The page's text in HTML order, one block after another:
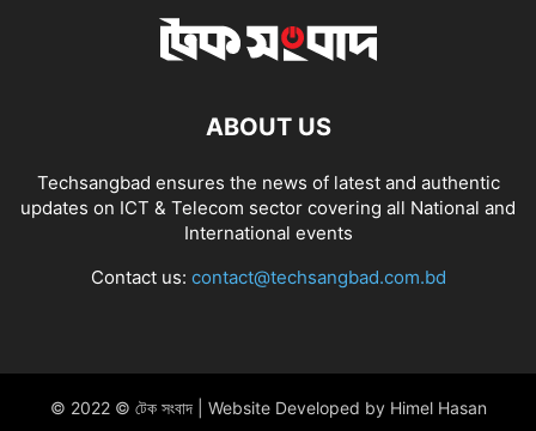
ABOUT US
Techsangbad ensures the news of latest and authentic
updates on ICT & Telecom sector covering all National and
International events
Contact us: contact@techsangbad.com.bd
© 2022 © টেক সংবাদ | Website Developed by Himel Hasan